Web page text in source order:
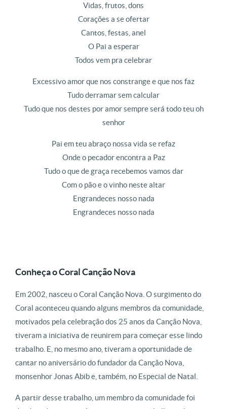
Vidas, frutos, dons
Corações a se ofertar
Cantos, festas, anel
O Pai a esperar
Todos vem pra celebrar
Excessivo amor que nos constrange e que nos faz
Tudo derramar sem calcular
Tudo que nos destes por amor sempre será todo teu oh
senhor
Pai em teu abraço nossa vida se refaz
Onde o pecador encontra a Paz
Tudo o que de graça recebemos vamos dar
Com o pão e o vinho neste altar
Engrandeces nosso nada
Engrandeces nosso nada
Conheça o Coral Canção Nova
Em 2002, nasceu o Coral Canção Nova. O surgimento do
Coral aconteceu quando alguns membros da comunidade,
motivados pela celebração dos 25 anos da Canção Nova,
tiveram a iniciativa de reunirem para começar esse lindo
trabalho. E, no mesmo ano, tiveram a oportunidade de
cantar no aniversário do fundador da Canção Nova,
monsenhor Jonas Abib e, também, no Especial de Natal.
A partir desse trabalho, um membro da comunidade foi